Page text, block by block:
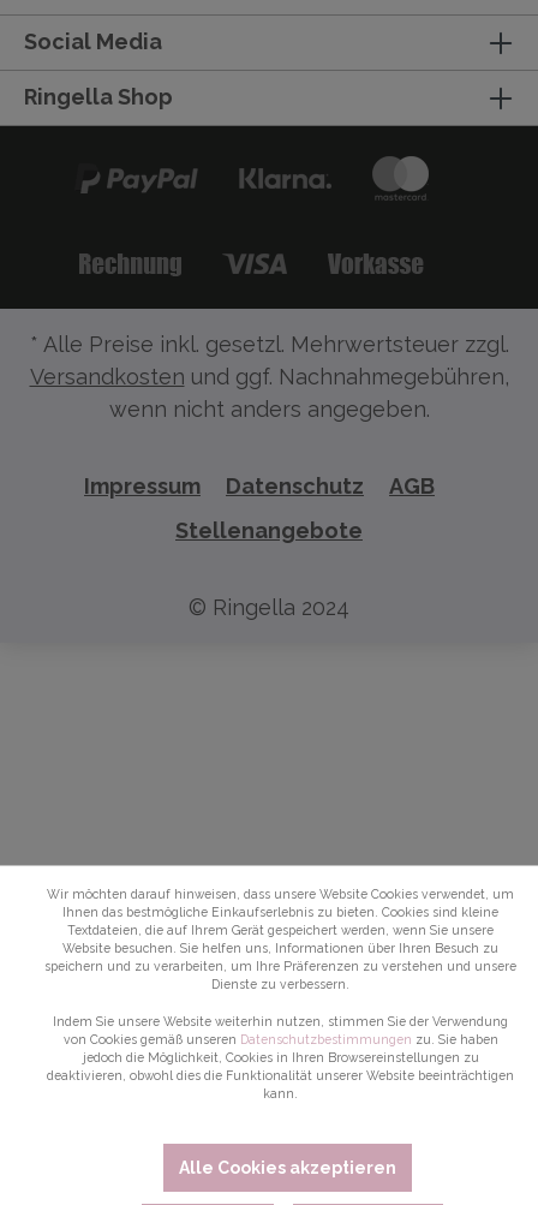
Social Media
Ringella Shop
* Alle Preise inkl. gesetzl. Mehrwertsteuer zzgl.
Versandkosten und ggf. Nachnahmegebühren,
wenn nicht anders angegeben.
Impressum Datenschutz
AGB
Stellenangebote
© Ringella 2024
Wir möchten darauf hinweisen, dass unsere Website Cookies verwendet, um
Ihnen das bestmögliche Einkaufserlebnis zu bieten. Cookies sind kleine
Textdateien, die auf Ihrem Gerät gespeichert werden, wenn Sie unsere
Website besuchen. Sie helfen uns, Informationen über Ihren Besuch zu
speichern und zu verarbeiten, um Ihre Präferenzen zu verstehen und unsere
Dienste zu verbessern.
Indem Sie unsere Website weiterhin nutzen, stimmen Sie der Verwendung
von Cookies gemäß unseren Datenschutzbestimmungen zu. Sie haben
jedoch die Möglichkeit, Cookies in Ihren Browsereinstellungen zu
deaktivieren, obwohl dies die Funktionalität unserer Website beeinträchtigen
kann.
Alle Cookies akzeptieren